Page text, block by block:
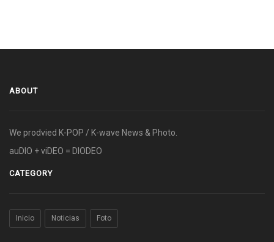
ABOUT
We prodvied K-POP / K-wave News & Photo.
auDIO + viDEO = DIODEO
CATEGORY
Inicio Noticias Foto